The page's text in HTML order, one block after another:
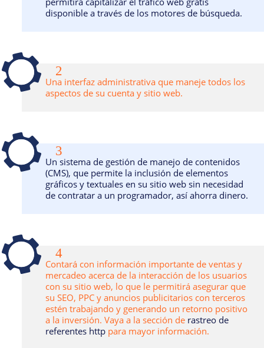
disponible a través de los motores de búsqueda.
2
Una interfaz administrativa que maneje todos los
aspectos de su cuenta y sitio web.
3
Un sistema de gestión de manejo de contenidos
(CMS), que permite la inclusión de elementos
gráficos y textuales en su sitio web sin necesidad
de contratar a un programador, así ahorra dinero.
4
Contará con información importante de ventas y
mercadeo acerca de la interacción de los usuarios
con su sitio web, lo que le permitirá asegurar que
su SEO, PPC y anuncios publicitarios con terceros
estén trabajando y generando un retorno positivo
a la inversión. Vaya a la sección de rastreo de
referentes http para mayor información.